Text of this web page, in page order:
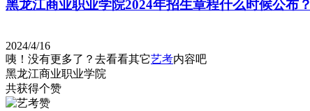
黑龙江商业职业学院2024年招生章程什么时候公布？
2024/4/16
咦！没有更多了？去看看其它艺考内容吧
黑龙江商业职业学院
共获得个赞